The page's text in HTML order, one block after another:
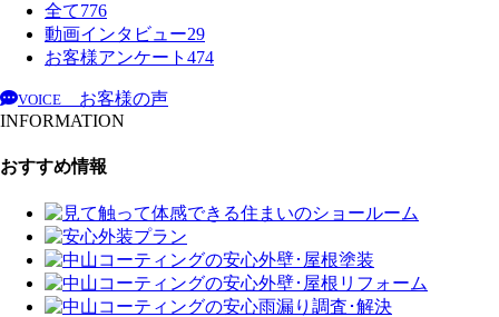
全て776
動画インタビュー29
お客様アンケート 474
VOICE
お客様の声
INFORMATION
おすすめ情報